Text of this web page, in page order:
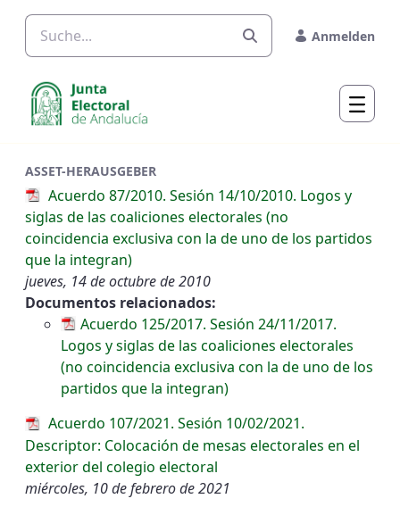
Zum Hauptinhalt springen
Anmelden
ASSET-HERAUSGEBER
Acuerdo 87/2010. Sesión 14/10/2010. Logos y
siglas de las coaliciones electorales (no
coincidencia exclusiva con la de uno de los partidos
que la integran)
jueves, 14 de octubre de 2010
Documentos relacionados:
Acuerdo 125/2017. Sesión 24/11/2017.
Logos y siglas de las coaliciones electorales
(no coincidencia exclusiva con la de uno de los
partidos que la integran)
Acuerdo 107/2021. Sesión 10/02/2021.
Descriptor: Colocación de mesas electorales en el
exterior del colegio electoral
miércoles, 10 de febrero de 2021